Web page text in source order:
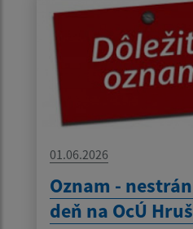
01.06.2026
Oznam -
deň na OcÚ